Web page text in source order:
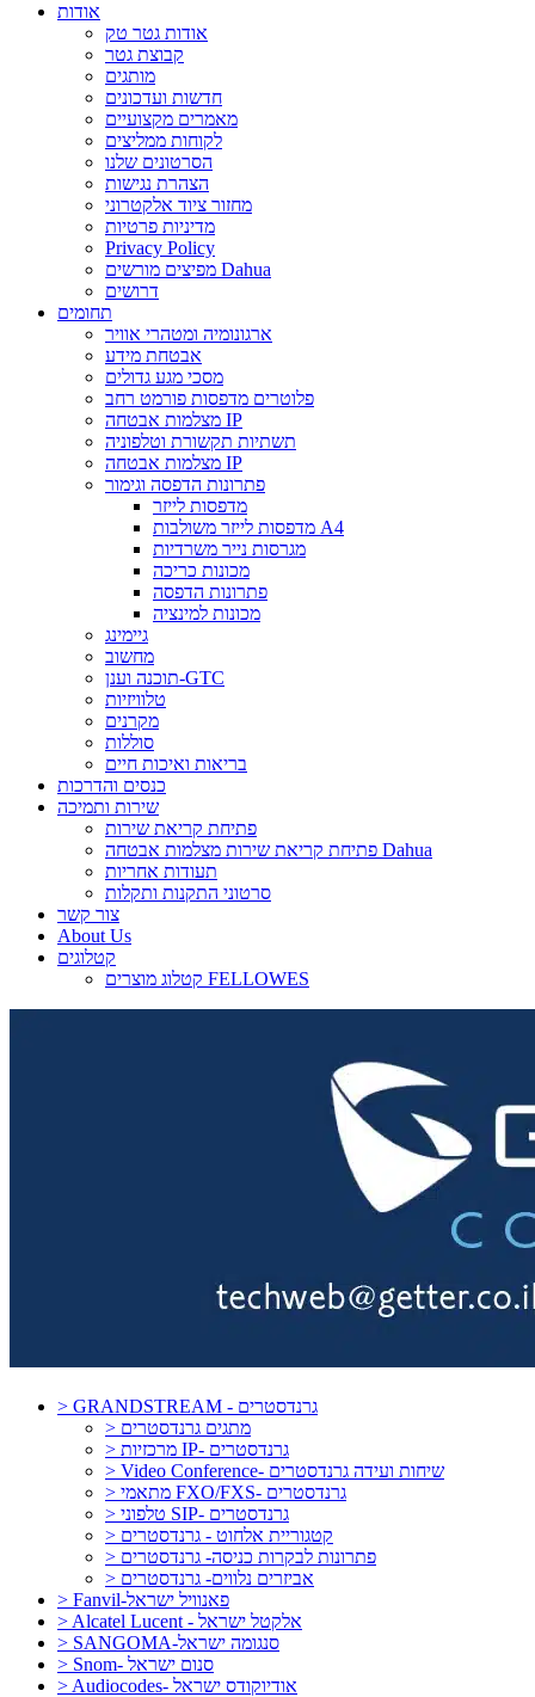
אודות
אודות גטר טק
קבוצת גטר
מותגים
חדשות ועדכונים
מאמרים מקצועיים
לקוחות ממליצים
הסרטונים שלנו
הצהרת נגישות
מחזור ציוד אלקטרוני
מדיניות פרטיות
Privacy Policy
מפיצים מורשים Dahua
דרושים
תחומים
ארגונומיה ומטהרי אוויר
אבטחת מידע
מסכי מגע גדולים
פלוטרים מדפסות פורמט רחב
מצלמות אבטחה IP
תשתיות תקשורת וטלפוניה
מצלמות אבטחה IP
פתרונות הדפסה וגימור
מדפסות לייזר
מדפסות לייזר משולבות A4
מגרסות נייר משרדיות
מכונות כריכה
פתרונות הדפסה
מכונות למינציה
גיימינג
מחשוב
תוכנה וענן-GTC
טלוויזיות
מקרנים
סוללות
בריאות ואיכות חיים
כנסים והדרכות
שירות ותמיכה
פתיחת קריאת שירות
פתיחת קריאת שירות מצלמות אבטחה Dahua
תעודות אחריות
סרטוני התקנות ותקלות
צור קשר
About Us
קטלוגים
קטלוג מוצרים FELLOWES
> GRANDSTREAM - גרנדסטרים
> מתגים גרנדסטרים
> מרכזיות IP- גרנדסטרים
> Video Conference- שיחות ועידה גרנדסטרים
> מתאמי FXO/FXS- גרנדסטרים
> טלפוני SIP- גרנדסטרים
> קטגוריית אלחוט - גרנדסטרים
> פתרונות לבקרות כניסה- גרנדסטרים
> אביזרים נלווים- גרנדסטרים
> Fanvil-פאנוויל ישראל
> Alcatel Lucent - אלקטל ישראל
> SANGOMA-סנגומה ישראל
> Snom- סנום ישראל
> Audiocodes- אודיוקודס ישראל